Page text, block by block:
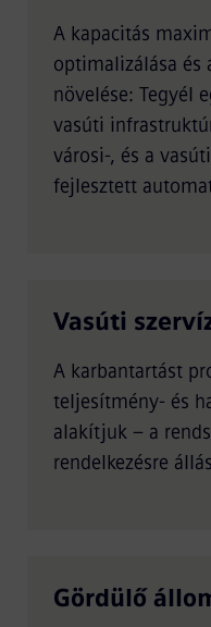
A kapacitás
optimalizálása és
növelése: Tegyél
vasúti
városi-, és a
fejlesztett
Vasúti
A karbantartást
teljesítmény- és
alakítjuk – a
rendelkezésre
Gördülő